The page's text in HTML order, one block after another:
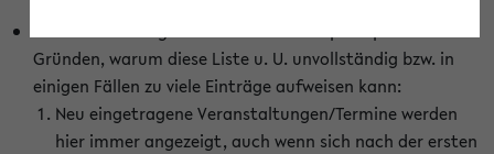
Gründen, warum diese Liste u. U. unvollständig bzw. in
einigen Fällen zu viele Einträge aufweisen kann:
Neu eingetragene Veranstaltungen/Termine werden
hier immer angezeigt, auch wenn sich nach der ersten